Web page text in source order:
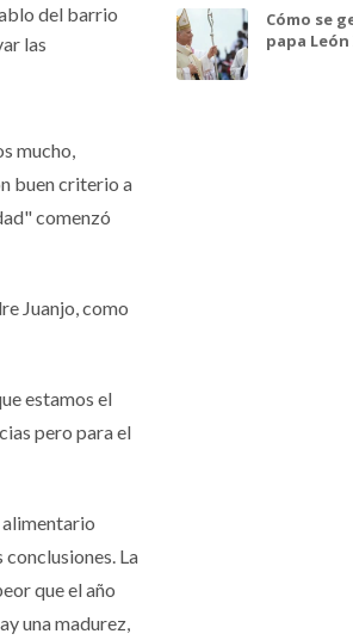
del barrio
las
mucho,
buen criterio a
comenzó
Juanjo, como
estamos el
pero para el
La
que el año
una madurez,
Cómo se
papa